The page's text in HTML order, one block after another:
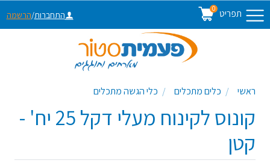
תפריט 0
התחברות/הרשמה
ראשי כלים מתכלים כלי הגשה מתכלים
קונוס לקינוח מעלי דקל 25 יח' -
קטן